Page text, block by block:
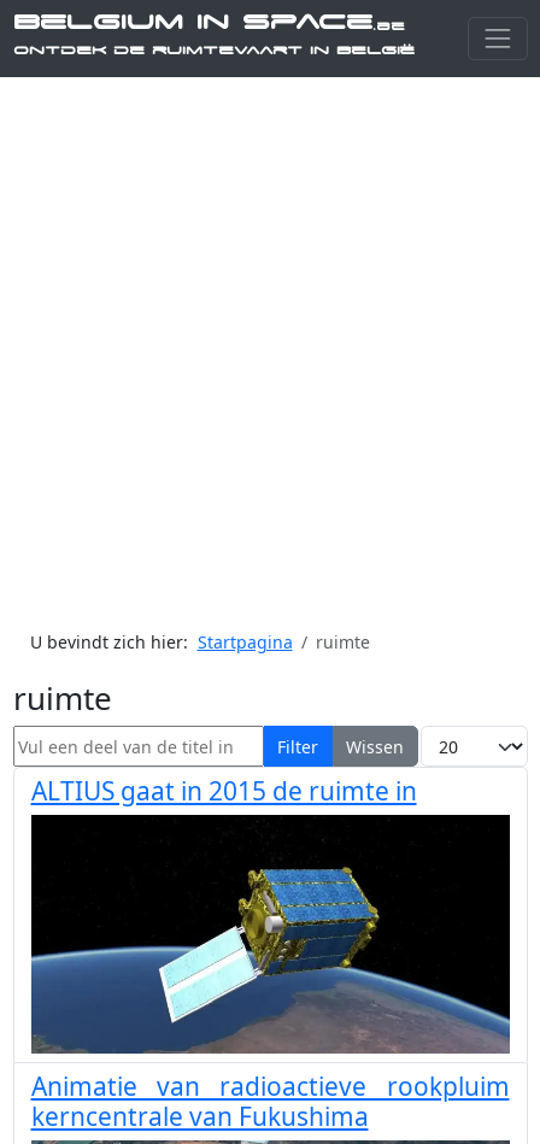
Belgium in Space.be
Ontdek de ruimtevaart in België
U bevindt zich hier: Startpagina ruimte
ruimte
Vul een deel van de titel in Filter Wissen Toon #
ALTIUS gaat in 2015 de ruimte in
Animatie van radioactieve rookpluim
kerncentrale van Fukushima